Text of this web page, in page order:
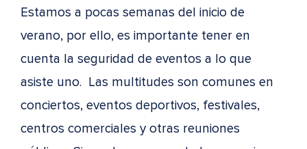
Estamos a pocas semanas del inicio de
verano, por ello, es importante tener en
cuenta la seguridad de eventos a lo que
asiste uno. Las multitudes son comunes en
conciertos, eventos deportivos, festivales,
centros comerciales y otras reuniones